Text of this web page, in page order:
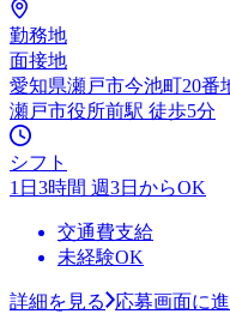
勤務地
面接地
愛知県瀬戸市今池町20番
瀬戸市役所前駅 徒歩5分
シフト
1日3時間 週3日からOK
交通費支給
未経験OK
詳細を見る
応募画面に